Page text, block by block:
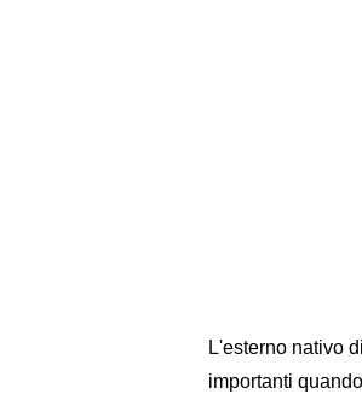
L'esterno nativo
importanti